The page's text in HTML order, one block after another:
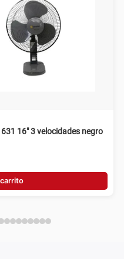
16" 3 velocidades negro